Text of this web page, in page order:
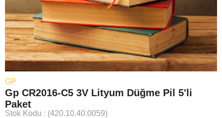
GP
Gp CR2016-C5 3V Lityum Düğme Pil 5'li
Paket
Stok Kodu (420.10.40.0059)